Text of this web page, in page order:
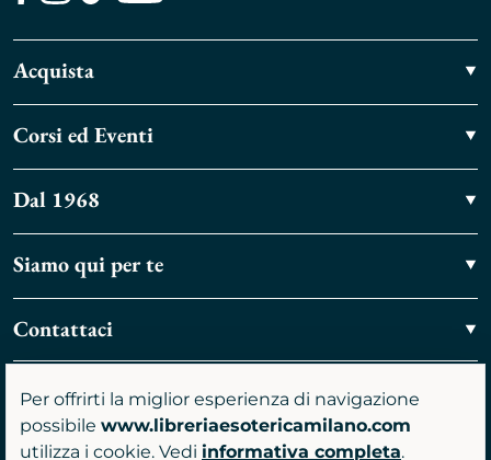
Acquista
Corsi ed Eventi
Dal 1968
Siamo qui per te
Contattaci
Vieni a trovarci
Per offrirti la miglior esperienza di navigazione
possibile www.libreriaesotericamilano.com
utilizza i cookie. Vedi informativa completa.